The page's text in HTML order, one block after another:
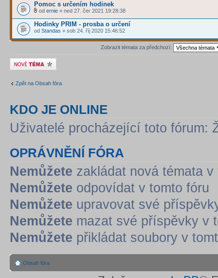
Pomoc s určením hodinek
od ernie » ned 27. čer 2021 19:28:38
Hodinky PRIM - prosba o určení
od Standas » sob 24. říj 2020 15:46:52
Zobrazit témata za předchozí:
Odeslat nové téma
Zpět na Obsah fóra
KDO JE ONLINE
Uživatelé procházející toto fórum:
OPRÁVNĚNÍ FÓRA
Nemůžete zakládat nová témata v
Nemůžete odpovídat v tomto fóru
Nemůžete upravovat své
Nemůžete mazat své příspěvky v
Nemůžete přikládat soubory v
Obsah fóra